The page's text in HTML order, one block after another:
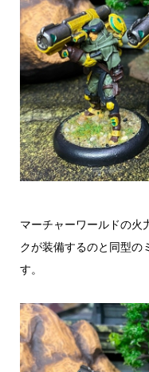
マーチャーワールドの火
クが装備するのと同型の
す。